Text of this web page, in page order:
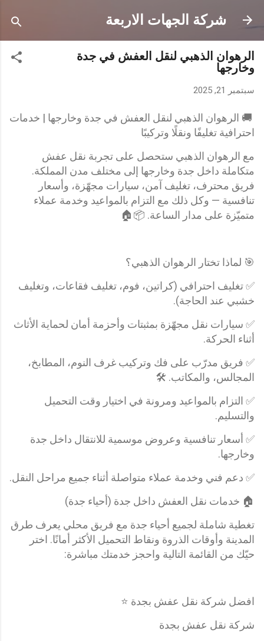
التخطي إلى المحتوى الرئيسي
شركة الجهات الاربعة
الرهوان الذهبي لنقل العفش في جدة
وخارجها
سبتمبر 21, 2025
🚚 الرهوان الذهبي لنقل العفش في جدة وخارجها | خدمات
احترافية تغليفًا ونقلًا وتركيبًا
مع الرهوان الذهبي ستحصل على تجربة نقل عفش
متكاملة داخل جدة وخارجها إلى مختلف مدن المملكة.
فريق محترف، تغليف آمن، سيارات مجهّزة، وأسعار
تنافسية — وكل ذلك مع التزام بالمواعيد وخدمة عملاء
متميّزة على مدار الساعة. 📦🏠
🎯 لماذا تختار الرهوان الذهبي؟
✅ تغليف احترافي (كراتين، فوم، تغليف فقاعات، وتغليف
خشبي عند الحاجة).
✅ سيارات نقل مجهّزة بمثبتات وأحزمة أمان لحماية الأثاث
أثناء الحركة.
✅ فريق مدرّب على فك وتركيب غرف النوم، المطابخ،
المجالس، والمكاتب. 🛠️
✅ التزام بالمواعيد ومرونة في اختيار وقت التحميل
والتسليم.
✅ أسعار تنافسية وعروض موسمية للانتقال داخل جدة
وخارجها.
✅ دعم فني وخدمة عملاء متواصلة أثناء جميع مراحل النقل.
🏠 خدمات نقل العفش داخل جدة (أحياء جدة)
تغطية شاملة لجميع أحياء جدة مع فريق محلي يعرف طرق
المدينة وأوقات الذروة ونقاط التحميل الأكثر أمانًا. اختر
حيّك من القائمة التالية واحجز خدمتك مباشرة:
افضل شركة نقل عفش بجدة ⭐
شركة نقل عفش بجدة